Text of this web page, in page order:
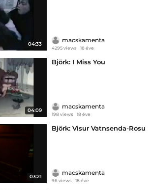
04:33
macskamenta
4295 views 18 éve
04:09
Björk: I Miss You
macskamenta
198 views 18 éve
03:21
Björk: Visur Vatnsenda-Rosu
macskamenta
96 views 18 éve